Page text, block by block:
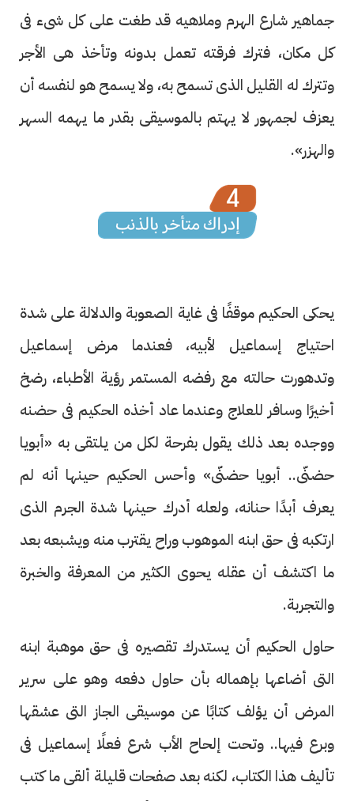
جماهير شارع الهرم وملاهيه قد طغت على كل شىء فى
كل مكان، فترك فرقته تعمل بدونه وتأخذ هى الأجر
وتترك له القليل الذى تسمح به، ولا يسمح هو لنفسه أن
يعزف لجمهور لا يهتم بالموسيقى بقدر ما يهمه السهر
والهزر».
يحكى الحكيم موقفًا فى غاية الصعوبة والدلالة على شدة
احتياج إسماعيل لأبيه، فعندما مرض إسماعيل
وتدهورت حالته مع رفضه المستمر رؤية الأطباء، رضخ
أخيرًا وسافر للعلاج وعندما عاد أخذه الحكيم فى حضنه
ووجده بعد ذلك يقول بفرحة لكل من يلتقى به «أبويا
حضنّى.. أبويا حضنّى» وأحس الحكيم حينها أنه لم
يعرف أبدًا حنانه، ولعله أدرك حينها شدة الجرم الذى
ارتكبه فى حق ابنه الموهوب وراح يقترب منه ويشبعه بعد
ما اكتشف أن عقله يحوى الكثير من المعرفة والخبرة
والتجربة.
حاول الحكيم أن يستدرك تقصيره فى حق موهبة ابنه
التى أضاعها بإهماله بأن حاول دفعه وهو على سرير
المرض أن يؤلف كتابًا عن موسيقى الجاز التى عشقها
وبرع فيها.. وتحت إلحاح الأب شرع فعلًا إسماعيل فى
تأليف هذا الكتاب، لكنه بعد صفحات قليلة ألقى ما كتب